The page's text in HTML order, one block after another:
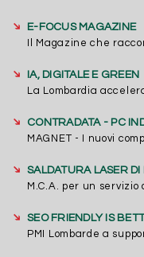
➔
E-FOCUS MAGAZINE
Il Magazine che
➔
IA, DIGITALE E GREEN
La Lombardia
➔
CONTRADATA - PC
MAGNET - I nuovi
➔
SALDATURA LASER DI
M.C.A. per un
➔
SEO FRIENDLY IS
PMI Lombarde a